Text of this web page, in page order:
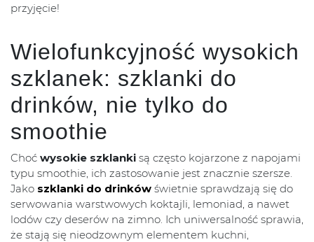
przyjęcie!
Wielofunkcyjność wysokich
szklanek: szklanki do
drinków, nie tylko do
smoothie
Choć wysokie szklanki są często kojarzone z napojami
typu smoothie, ich zastosowanie jest znacznie szersze.
Jako szklanki do drinków świetnie sprawdzają się do
serwowania warstwowych koktajli, lemoniad, a nawet
lodów czy deserów na zimno. Ich uniwersalność sprawia,
że stają się nieodzownym elementem kuchni,